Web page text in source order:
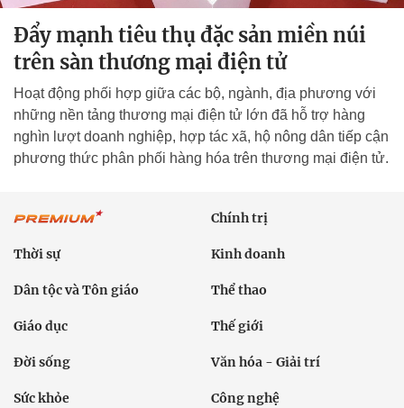
Đẩy mạnh tiêu thụ đặc sản miền núi
trên sàn thương mại điện tử
Hoạt động phối hợp giữa các bộ, ngành, địa phương với
những nền tảng thương mại điện tử lớn đã hỗ trợ hàng
nghìn lượt doanh nghiệp, hợp tác xã, hộ nông dân tiếp cận
phương thức phân phối hàng hóa trên thương mại điện tử.
Chính trị
Thời sự Kinh doanh
Dân tộc và Tôn giáo Thể thao
Giáo dục Thế giới
Đời sống Văn hóa - Giải trí
Sức khỏe Công nghệ